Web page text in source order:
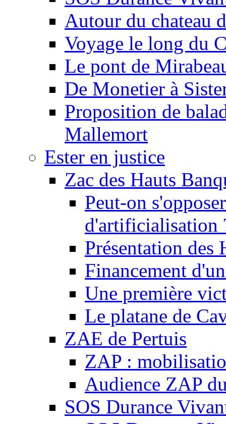
Autour du chateau
Voyage le long du
Le pont de
De Monetier à
Proposition de
Mallemort
Ester en justice
Zac des Hauts
Peut-on
d'artificialisation
Présentation des
Financement
Une première
Le platane de
ZAE de Pertuis
ZAP :
Audience ZAP
SOS Durance